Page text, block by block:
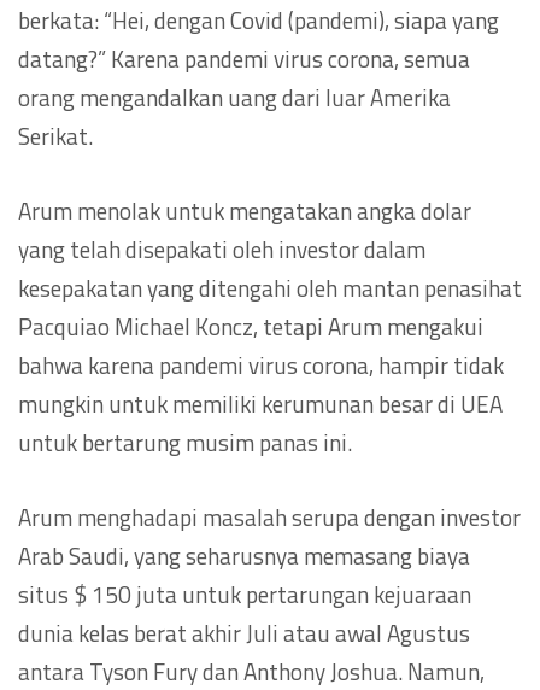
berkata: “Hei, dengan Covid (pandemi), siapa yang
datang?” Karena pandemi virus corona, semua
orang mengandalkan uang dari luar Amerika
Serikat.
Arum menolak untuk mengatakan angka dolar
yang telah disepakati oleh investor dalam
kesepakatan yang ditengahi oleh mantan penasihat
Pacquiao Michael Koncz, tetapi Arum mengakui
bahwa karena pandemi virus corona, hampir tidak
mungkin untuk memiliki kerumunan besar di UEA
untuk bertarung musim panas ini.
Arum menghadapi masalah serupa dengan investor
Arab Saudi, yang seharusnya memasang biaya
situs $ 150 juta untuk pertarungan kejuaraan
dunia kelas berat akhir Juli atau awal Agustus
antara Tyson Fury dan Anthony Joshua. Namun,